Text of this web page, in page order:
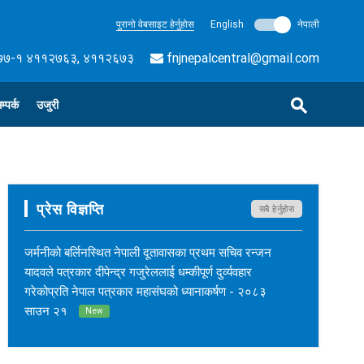
पुरानो वेबसाइट हेर्नुहोस English नेपाली
१ ४११२७६३, ४११२६७३ fnjnepalcentral@gmail.com
उजुरी
प्रेस विज्ञप्ति सबै हेर्नुहोस
जर्मनीको बर्लिनस्थित नेपाली दूतावासका प्रथम सचिव रन्जन
यादवले पत्रकार दीपेन्द्र गजुरेललाई धम्कीपूर्ण दुर्व्यवहार
गरेकोप्रति नेपाल पत्रकार महासंघको ध्यानाकर्षण - २०८३
साउन २१
New
नेपाल कर्म अनलाइनका सम्पादक सुशीलकुमार खड्काको